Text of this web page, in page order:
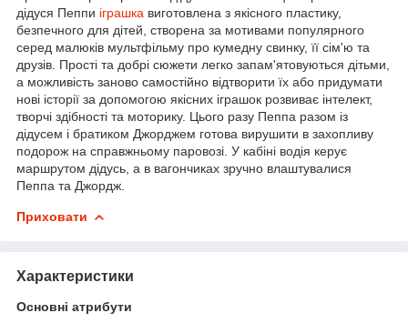
дідуся Пеппи іграшка виготовлена з якісного пластику,
безпечного для дітей, створена за мотивами популярного
серед малюків мультфільму про кумедну свинку, її сім'ю та
друзів. Прості та добрі сюжети легко запам'ятовуються дітьми,
а можливість заново самостійно відтворити їх або придумати
нові історії за допомогою якісних іграшок розвиває інтелект,
творчі здібності та моторику. Цього разу Пеппа разом із
дідусем і братиком Джорджем готова вирушити в захопливу
подорож на справжньому паровозі. У кабіні водія керує
маршрутом дідусь, а в вагончиках зручно влаштувалися
Пеппа та Джордж.
Приховати
Характеристики
Основні атрибути